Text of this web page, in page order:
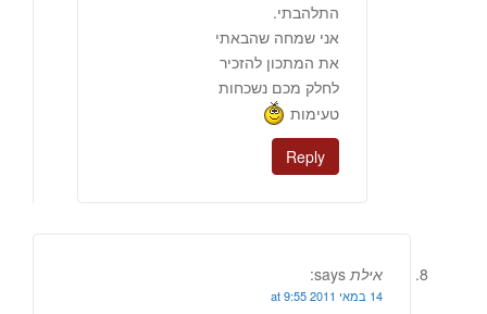
התלהבתי.
אני שמחה שהבאתי
את המתכון להזכיר
לחלק מכם נשכחות
טעימות
Reply
אילת says:
14 במאי 2011 at 9:55